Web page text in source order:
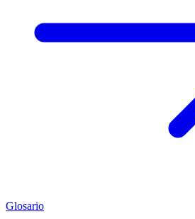
Glosario